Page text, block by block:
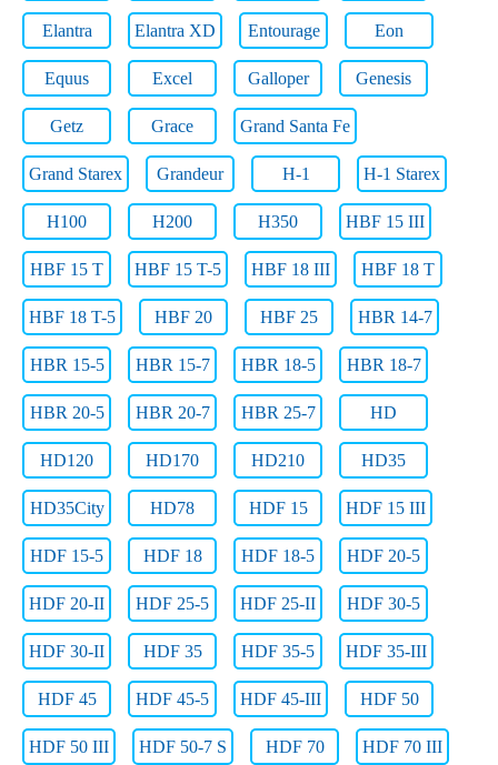
Elantra Elantra XD Entourage Eon
Equus Excel Galloper Genesis
Getz Grace Grand Santa Fe
Grand Starex Grandeur H-1 H-1 Starex
H100 H200 H350 HBF 15 III
HBF 15 T HBF 15 T-5 HBF 18 III HBF 18 T
HBF 18 T-5 HBF 20 HBF 25 HBR 14-7
HBR 15-5 HBR 15-7 HBR 18-5 HBR 18-7
HBR 20-5 HBR 20-7 HBR 25-7 HD
HD120 HD170 HD210 HD35
HD35City HD78 HDF 15 HDF 15 III
HDF 15-5 HDF 18 HDF 18-5 HDF 20-5
HDF 20-II HDF 25-5 HDF 25-II HDF 30-5
HDF 30-II HDF 35 HDF 35-5 HDF 35-III
HDF 45 HDF 45-5 HDF 45-III HDF 50
HDF 50 III HDF 50-7 S HDF 70 HDF 70 III